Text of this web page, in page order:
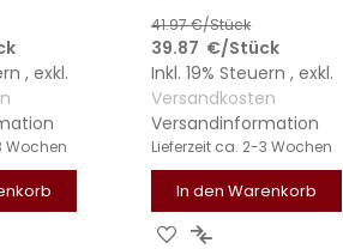
, exkl.
Wochen
41.97€/Stück
39.87 €/Stück
Inkl. 19% Steuern,exkl.
Versandkosten
Versandinformation
Lieferzeit ca. 2-3 Wochen
In den Warenkorb
ZURZUR